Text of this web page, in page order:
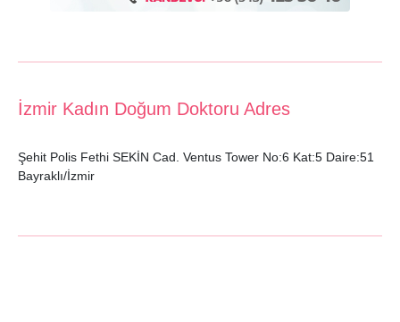
İzmir Kadın Doğum Doktoru Adres
Şehit Polis Fethi SEKİN Cad. Ventus Tower No:6 Kat:5 Daire:51
Bayraklı/İzmir